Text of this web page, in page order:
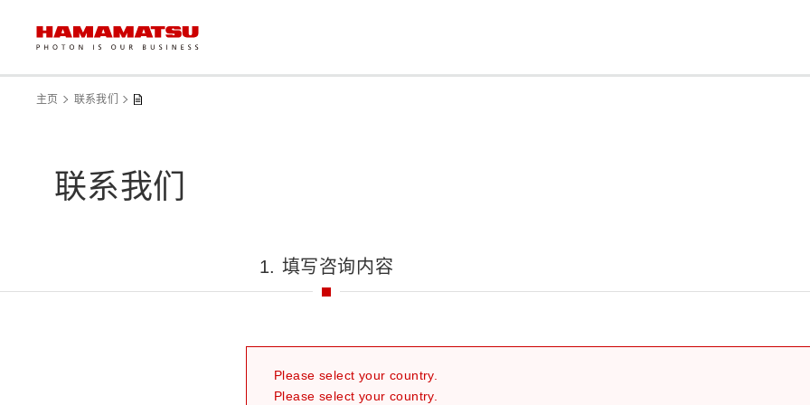
主页 联系我们
联系我们
1. 填写咨询内容
Please select your country.
Please select your country.